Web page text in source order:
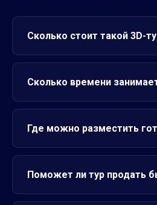
Сколько стоит такой 3D-
Сколько времени
Где можно разместить
Поможет ли тур продать